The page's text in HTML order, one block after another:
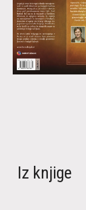
Iz knjige